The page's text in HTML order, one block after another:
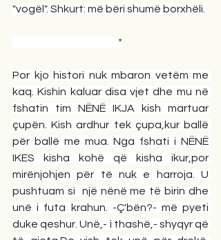
"vogël". Shkurt: më bëri shumë borxhëli.
*
Por kjo histori nuk mbaron vetëm me
kaq. Kishin kaluar disa vjet dhe mu në
fshatin tim NËNË IKJA kish martuar
çupën. Kish ardhur tek çupa,kur ballë
për ballë me mua. Nga fshati i NËNË
IKES kisha kohë që kisha ikur,por
mirënjohjen për të nuk e harroja. U
pushtuam si  një nënë me të birin dhe
unë i futa krahun. -Ç'bën?- më pyeti
duke qeshur. Unë,- i thashë,- shyqyr që